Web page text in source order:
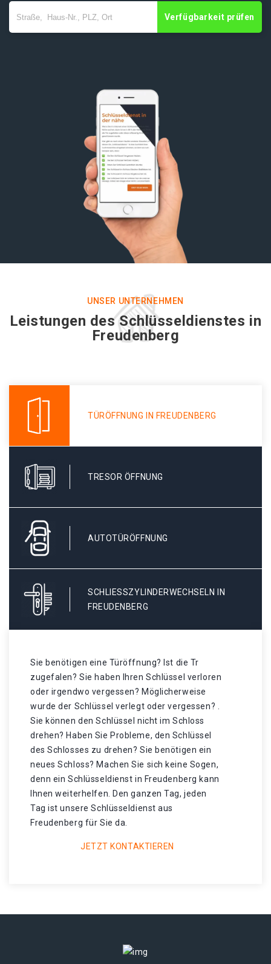
Verfügbarkeit prüfen
UNSER UNTERNEHMEN
Leistungen des Schlüsseldienstes in
Freudenberg
TÜRÖFFNUNG IN FREUDENBERG
TRESOR ÖFFNUNG
AUTOTÜRÖFFNUNG
SCHLIESSZYLINDERWECHSELN IN F
REUDENBERG
Sie benötigen eine Türöffnung? Ist die Tr
zugefalen? Sie haben Ihren Schlüssel verloren
oder irgendwo vergessen? Möglicherweise
wurde der Schlüssel verlegt oder vergessen? .
Sie können den Schlüssel nicht im Schloss
drehen? Haben Sie Probleme, den Schlüssel
des Schlosses zu drehen? Sie benötigen ein
neues Schloss? Machen Sie sich keine Sogen,
denn ein Schlüsseldienst in Freudenberg kann
Ihnen weiterhelfen. Den ganzen Tag, jeden
Tag ist unsere Schlüsseldienst aus
Freudenberg für Sie da.
JETZT KONTAKTIEREN